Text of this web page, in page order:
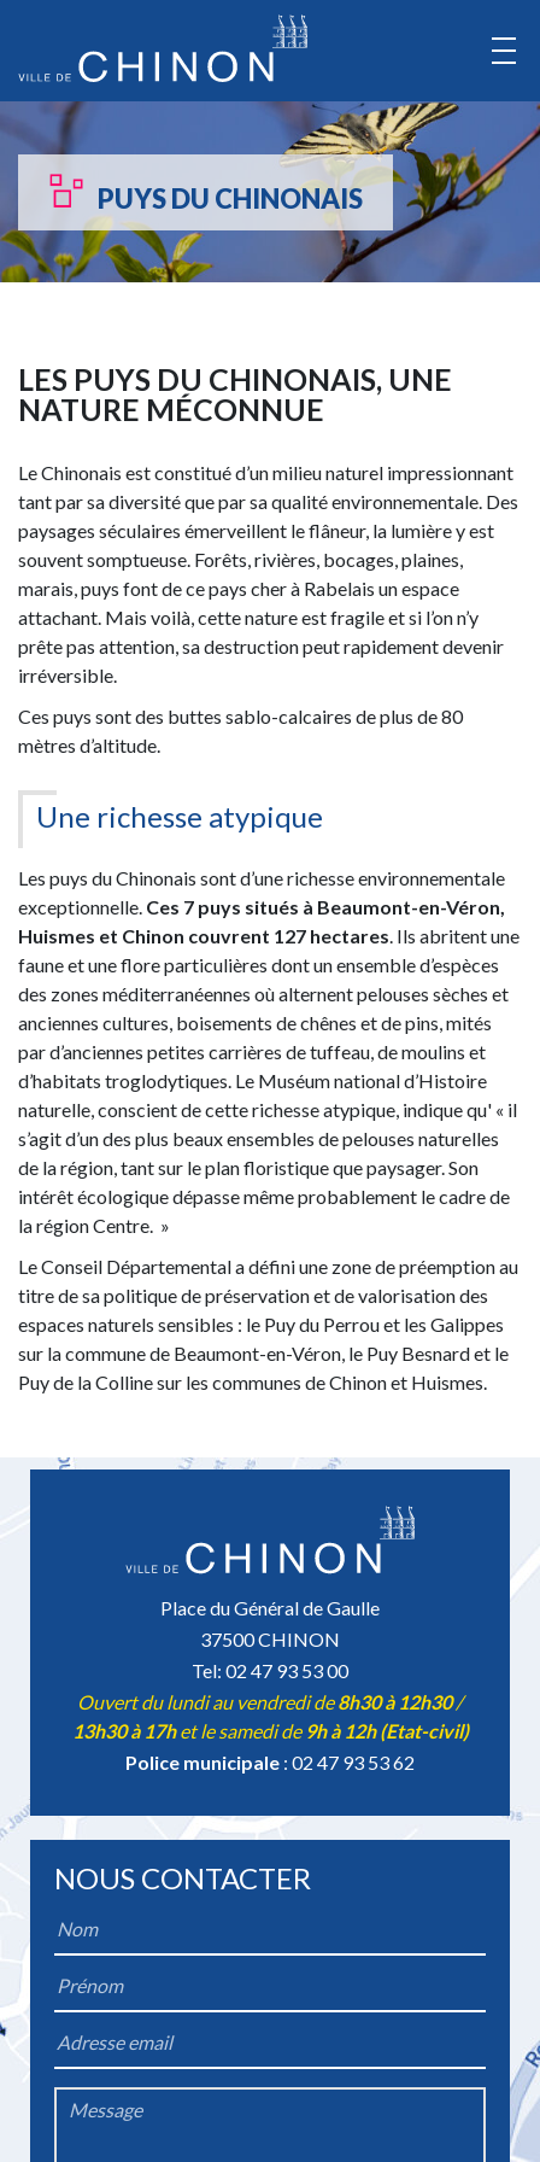
Aller
au
ContenuAller
PUYS DU CHINONAIS
LES PUYS DU CHINONAIS, UNE
NATURE MÉCONNUE
Le Chinonais est constitué d’un milieu naturel impressionnant
tant par sa diversité que par sa qualité environnementale. Des
paysages séculaires émerveillent le flâneur, la lumière y est
souvent somptueuse. Forêts, rivières, bocages, plaines,
marais, puys font de ce pays cher à Rabelais un espace
attachant. Mais voilà, cette nature est fragile et si l’on n’y
prête pas attention, sa destruction peut rapidement devenir
irréversible.
Ces puys sont des buttes sablo-calcaires de plus de 80
mètres d’altitude.
Une richesse atypique
Les puys du Chinonais sont d’une richesse environnementale
exceptionnelle. Ces 7 puys situés à Beaumont-en-Véron,
Huismes et Chinon couvrent 127 hectares. Ils abritent une
faune et une flore particulières dont un ensemble d’espèces
des zones méditerranéennes où alternent pelouses sèches et
anciennes cultures, boisements de chênes et de pins, mités
par d’anciennes petites carrières de tuffeau, de moulins et
d’habitats troglodytiques. Le Muséum national d’Histoire
naturelle, conscient de cette richesse atypique, indique qu' « il
s’agit d’un des plus beaux ensembles de pelouses naturelles
de la région, tant sur le plan floristique que paysager. Son
intérêt écologique dépasse même probablement le cadre de
la région Centre. »
Le Conseil Départemental a défini une zone de préemption au
titre de sa politique de préservation et de valorisation des
espaces naturels sensibles : le Puy du Perrou et les Galippes
sur la commune de Beaumont-en-Véron, le Puy Besnard et le
Puy de la Colline sur les communes de Chinon et Huismes.
Place du Général de Gaulle
37500 CHINON
Tel: 02 47 93 53 00
Ouvert du lundi au vendredi de8h30 à 12h30/
13h30 à 17het le samedi de 9h à 12h (Etat-civil)
Police municipale : 02 47 93 53 62
NOUS CONTACTER
*